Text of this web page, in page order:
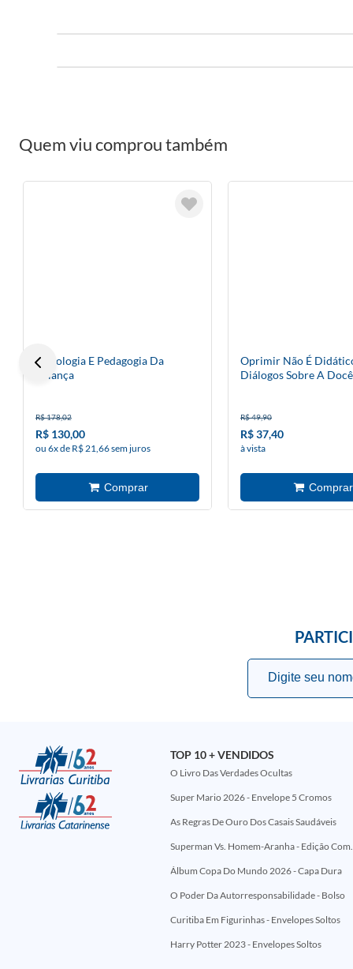
Quem viu comprou também
Psicologia E Pedagogia Da
Criança
R$ 178,02
R$ 130,00
ou 6x de R$ 21,66 sem juros
Oprimir Não É
Diálogos Sobre A
R$ 49,90
R$ 37,40
à vista
TOP 10 + VENDIDOS
O Livro Das Verdades Ocultas
Super Mario 2026 - Envelope 5 Cromos
As Regras De Ouro Dos Casais Saudáveis
Superman Vs. Homem-
Álbum Copa Do Mundo 2026 - Capa Dura
O Poder Da Autorresponsabilidade - Bolso
Curitiba Em Figurinhas - Envelopes Soltos
Harry Potter 2023 - Envelopes Soltos